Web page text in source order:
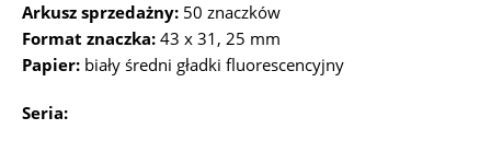
Arkusz sprzedażny: 50 znaczków
Format znaczka: 43 x 31, 25 mm
Papier: biały średni gładki fluorescencyjny
Seria: